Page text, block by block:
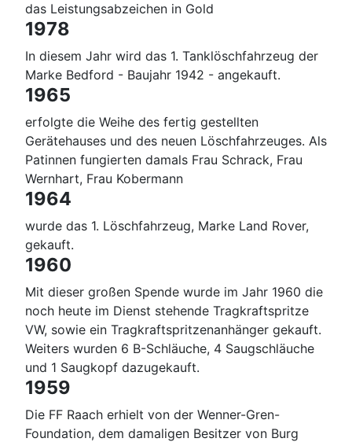
das Leistungsabzeichen in Gold
1978
In diesem Jahr wird das 1. Tanklöschfahrzeug der
Marke Bedford - Baujahr 1942 - angekauft.
1965
erfolgte die Weihe des fertig gestellten
Gerätehauses und des neuen Löschfahrzeuges. Als
Patinnen fungierten damals Frau Schrack, Frau
Wernhart, Frau Kobermann
1964
wurde das 1. Löschfahrzeug, Marke Land Rover,
gekauft.
1960
Mit dieser großen Spende wurde im Jahr 1960 die
noch heute im Dienst stehende Tragkraftspritze
VW, sowie ein Tragkraftspritzenanhänger gekauft.
Weiters wurden 6 B-Schläuche, 4 Saugschläuche
und 1 Saugkopf dazugekauft.
1959
Die FF Raach erhielt von der Wenner-Gren-
Foundation, dem damaligen Besitzer von Burg